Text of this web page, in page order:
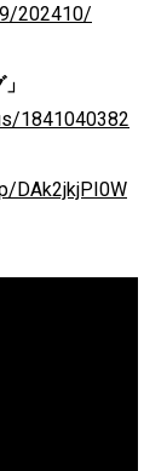
202410/
1841040382
DAk2jkjPI0W